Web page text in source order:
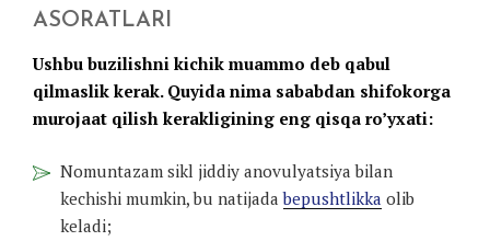
ASORATLARI
Ushbu buzilishni kichik muammo deb qabul
qilmaslik kerak. Quyida nima sababdan shifokorga
murojaat qilish kerakligining eng qisqa ro’yxati:
Nomuntazam sikl jiddiy anovulyatsiya bilan
kechishi mumkin, bu natijadabepushtlikka olib
keladi;